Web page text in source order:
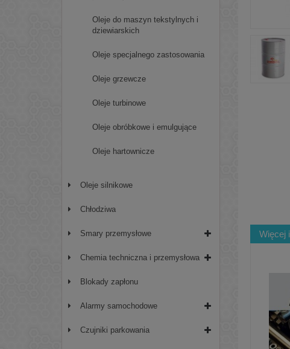
Oleje do maszyn tekstylnych i
dziewiarskich
Oleje specjalnego zastosowania
Oleje grzewcze
Oleje turbinowe
Oleje obróbkowe i emulgujące
Oleje hartownicze
Oleje silnikowe
Chłodziwa
Smary przemysłowe
Chemia techniczna i przemysłowa
Blokady zapłonu
Alarmy samochodowe
Czujniki parkowania
Więcej